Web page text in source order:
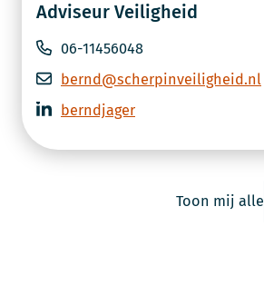
Adviseur Veiligheid
06-11456048
bernd@scherpinveiligheid.nl
berndjager
Toon mij alle